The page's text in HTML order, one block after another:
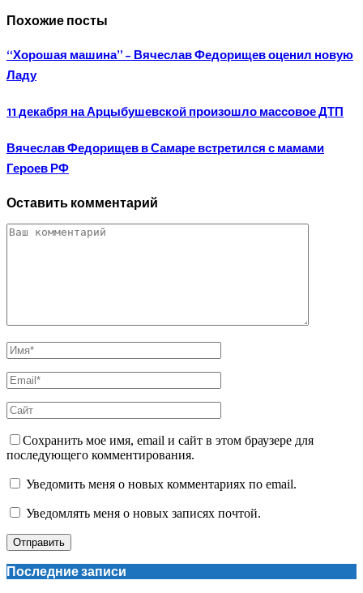
Похожие посты
“Хорошая машина” – Вячеслав Федорищев оценил новую
Ладу
11 декабря на Арцыбушевской произошло массовое ДТП
Вячеслав Федорищев в Самаре встретился с мамами
Героев РФ
Оставить комментарий
Сохранить мое имя, email и сайт в этом браузере для
последующего комментирования.
Уведомить меня о новых комментариях по email.
Уведомлять меня о новых записях почтой.
Последние записи